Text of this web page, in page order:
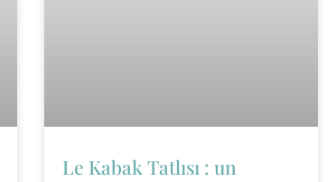
Le Kabak Tatlısı : un